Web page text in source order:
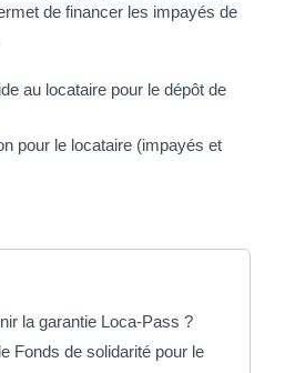
de financer les impayés de
au locataire pour le dépôt de
pour le locataire (impayés et
la garantie Loca-Pass ?
Fonds de solidarité pour le